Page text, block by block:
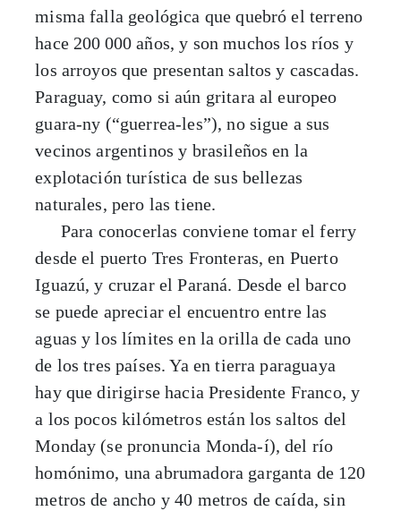
misma falla geológica que quebró el terreno
hace 200 000 años, y son muchos los ríos y
los arroyos que presentan saltos y cascadas.
Paraguay, como si aún gritara al europeo
guara-ny (“guerrea-les”), no sigue a sus
vecinos argentinos y brasileños en la
explotación turística de sus bellezas
naturales, pero las tiene.
Para conocerlas conviene tomar el ferry
desde el puerto Tres Fronteras, en Puerto
Iguazú, y cruzar el Paraná. Desde el barco
se puede apreciar el encuentro entre las
aguas y los límites en la orilla de cada uno
de los tres países. Ya en tierra paraguaya
hay que dirigirse hacia Presidente Franco, y
a los pocos kilómetros están los saltos del
Monday (se pronuncia Monda-í), del río
homónimo, una abrumadora garganta de 120
metros de ancho y 40 metros de caída, sin